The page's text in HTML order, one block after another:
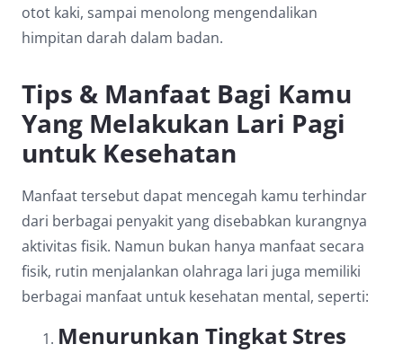
otot kaki, sampai menolong mengendalikan
himpitan darah dalam badan.
Tips & Manfaat Bagi Kamu
Yang Melakukan Lari Pagi
untuk Kesehatan
Manfaat tersebut dapat mencegah kamu terhindar
dari berbagai penyakit yang disebabkan kurangnya
aktivitas fisik. Namun bukan hanya manfaat secara
fisik, rutin menjalankan olahraga lari juga memiliki
berbagai manfaat untuk kesehatan mental, seperti:
Menurunkan Tingkat Stres
Increase font
brightness_high Bright contrast
brightness_low Dark contrast
Reset
all
options
cached